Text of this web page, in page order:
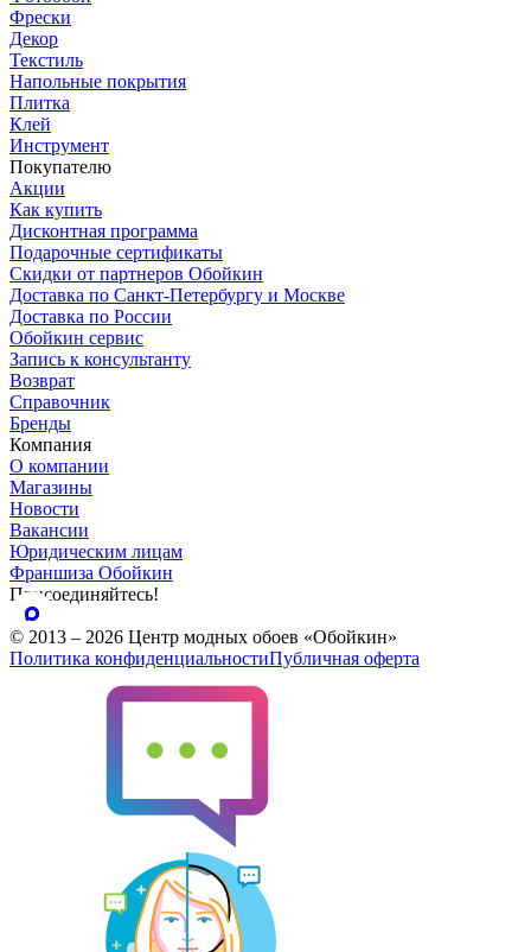
Фрески
Декор
Текстиль
Напольные покрытия
Плитка
Клей
Инструмент
Покупателю
Акции
Как купить
Дисконтная программа
Подарочные сертификаты
Скидки от партнеров Обойкин
Доставка по Санкт-Петербургу и Москве
Доставка по России
Обойкин сервис
Запись к консультанту
Возврат
Справочник
Бренды
Компания
О компании
Магазины
Новости
Вакансии
Юридическим лицам
Франшиза Обойкин
Присоединяйтесь!
© 2013 – 2026 Центр модных обоев «Обойкин»
Политика конфиденциальностиПубличная оферта